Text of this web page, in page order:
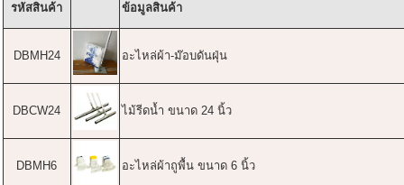
รหัสสินค้า ข้อมูลสินค้า
DBMH24 อะไหล่ผ้า-ม๊อบดันฝุ่น
DBCW24 ไม้รีดน้ำ ขนาด 24 นิ้ว
DBMH6 อะไหล่ผ้าถูพื้น ขนาด 6 นิ้ว